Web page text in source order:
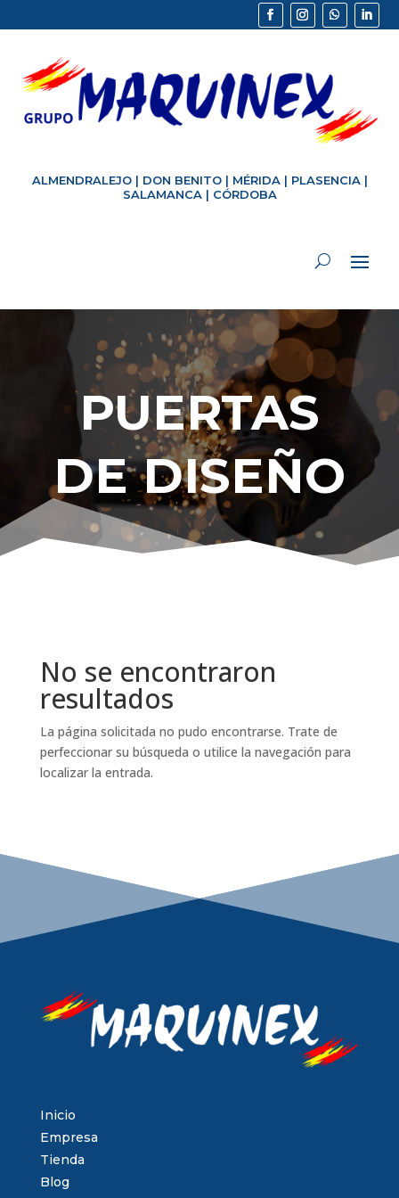
ALMENDRALEJO| DON BENITO| MÉRIDA| PLASENCIA|
SALAMANCA| CÓRDOBA
PUERTAS
DE DISEÑO
No se encontraron
resultados
La página solicitada no pudo encontrarse. Trate de
perfeccionar su búsqueda o utilice la navegación para
localizar la entrada.
Inicio
Empresa
Tienda
Blog